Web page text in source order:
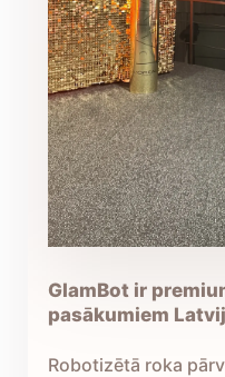
GlamBot ir
pasākumiem
Robotizētā roka